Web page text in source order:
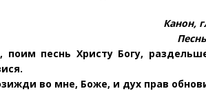
Канон,
песнь Христу Богу,
во мне, Боже, и дух прав